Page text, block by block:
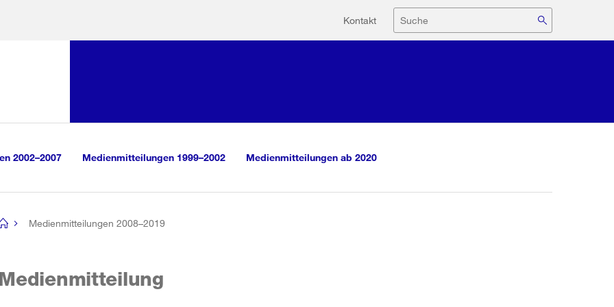
Hilfsnavigation
Kontakt Suche
2002–2007 Medienmitteilungen 1999–2002 Medienmitteilungen ab 2020
Medienmitteilungen 2008–2019